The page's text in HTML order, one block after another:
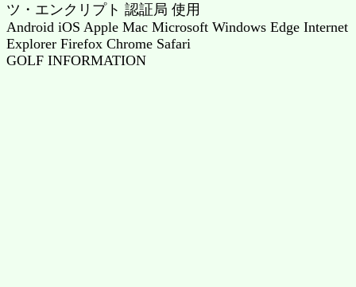
ツ・エンクリプト 認証局 使用
Android iOS Apple Mac Microsoft Windows Edge Internet
Explorer Firefox Chrome Safari
GOLF INFORMATION